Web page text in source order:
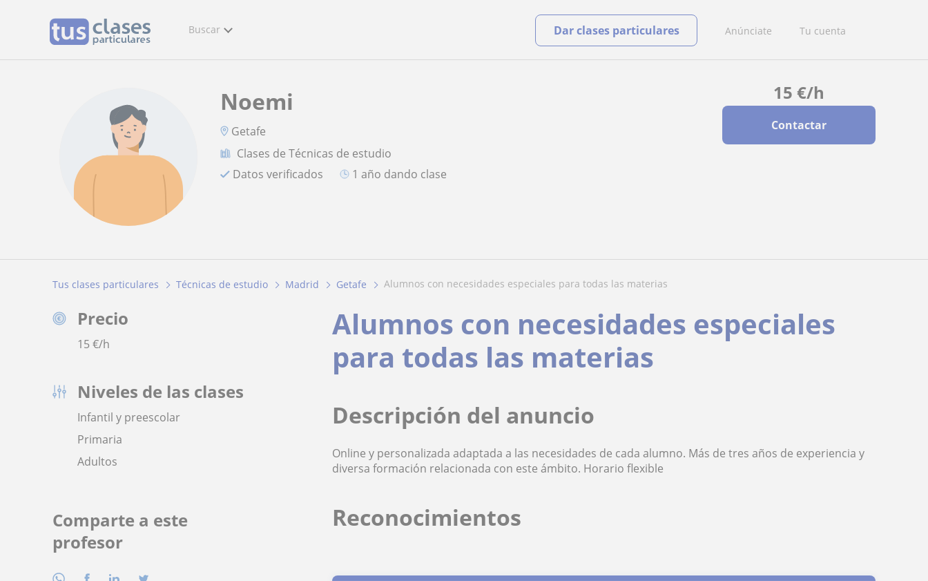
Buscar Anúnciate Tu cuenta
Dar clases particulares
15 €/h
Contactar
Noemi
Getafe
Clases de Técnicas de estudio
Datos verificados
1 año dando clase
Tus clases particulares Técnicas de estudio Madrid Getafe alumnos con necesidades especiales para todas las materias
Precio
15€/h
Niveles de las clases
Infantil y preescolar
Primaria
Adultos
Comparte a este
profesor
Alumnos con necesidades especiales
para todas las materias
Descripción del anuncio
Online y personalizada adaptada a las necesidades de cada alumno. Más de tres años de experiencia y
diversa formación relacionada con este ámbito. Horario flexible
Reconocimientos